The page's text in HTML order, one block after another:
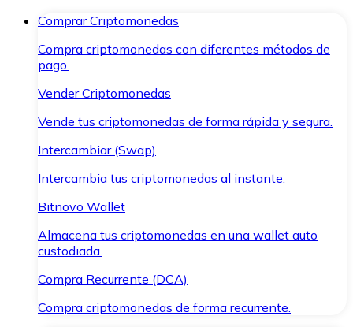
Comprar Criptomonedas
Compra criptomonedas con diferentes métodos de
pago.
Vender Criptomonedas
Vende tus criptomonedas de forma rápida y segura.
Intercambiar (Swap)
Intercambia tus criptomonedas al instante.
Bitnovo Wallet
Almacena tus criptomonedas en una wallet auto
custodiada.
Compra Recurrente (DCA)
Compra criptomonedas de forma recurrente.